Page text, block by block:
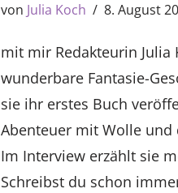
von Julia Koch 8. August
mit mir Redakteurin Julia
wunderbare Fantasie-
sie ihr erstes Buch
Abenteuer mit Wolle und
Im Interview erzählt sie
Schreibst du schon